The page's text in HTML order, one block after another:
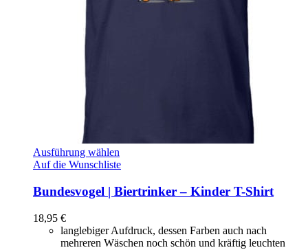
Ausführung wählen
Auf die Wunschliste
Bundesvogel | Biertrinker – Kinder T-Shirt
18,95 €
langlebiger Aufdruck, dessen Farben auch nach
mehreren Wäschen noch schön und kräftig leuchten